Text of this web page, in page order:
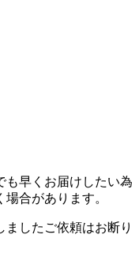
早くお届けしたい為
合があります。
したご依頼はお断り